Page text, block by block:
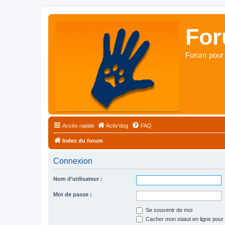
Forum
Accès rapide Activ'dog FAQ
Index du forum
Connexion
Nom d’utilisateur :
Mot de passe :
Se souvenir de moi
Cacher mon statut en ligne